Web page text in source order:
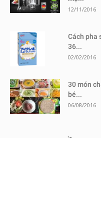
12/11/2016
Cách pha
36...
02/02/2016
30 món
bé...
06/08/2016
MỤC XEM NHIỀU